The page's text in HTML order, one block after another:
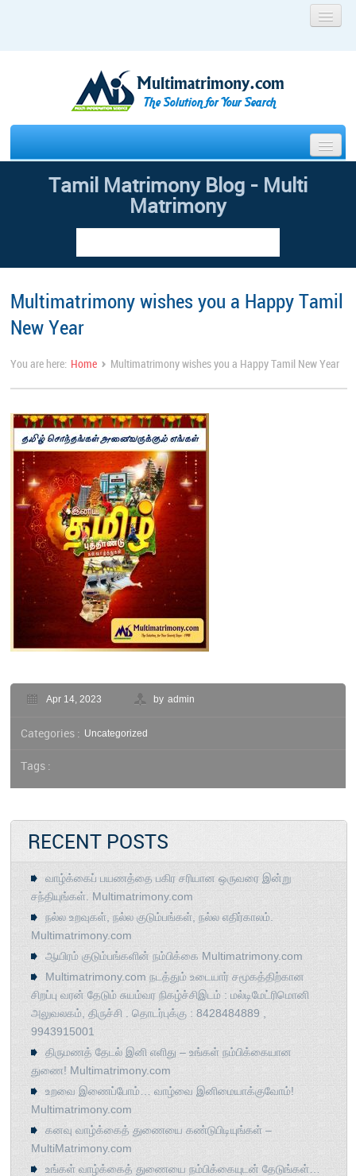
Contact Us
Multimatrimony.com
The Solution for Your Search
Search Your Partner
Wedding Photography
Success Stories
Offer
Tamil Matrimony Blog - Multi
Matrimony
Multimatrimony wishes you a Happy Tamil
New Year
You are here: Home › Multimatrimony wishes you a Happy Tamil New Year
Apr 14, 2023 by admin
Categories : Uncategorized
Tags :
RECENT POSTS
வாழ்க்கைப் பயணத்தை பகிர சரியான ஒருவரை இன்று
சந்தியுங்கள். Multimatrimony.com
நல்ல உறவுகள், நல்ல குடும்பங்கள், நல்ல எதிர்காலம்.
Multimatrimony.com
ஆயிரம் குடும்பங்களின் நம்பிக்கை Multimatrimony.com
Multimatrimony.com நடத்தும் உடையார் சமூகத்திற்கான
சிறப்பு வரன் தேடும் சுயம்வர நிகழ்ச்சிஇடம் : மல்டிமேட்ரிமொனி
அலுவலகம், திருச்சி . தொடர்புக்கு : 8428484889 ,
9943915001
திருமணத் தேடல் இனி எளிது – உங்கள் நம்பிக்கையான
துணை! Multimatrimony.com
உறவை இணைப்போம்… வாழ்வை இனிமையாக்குவோம்!
Multimatrimony.com
கனவு வாழ்க்கைத் துணையை கண்டுபிடியுங்கள் –
MultiMatrimony.com
உங்கள் வாழ்க்கைத் துணையை நம்பிக்கையுடன் தேடுங்கள்…